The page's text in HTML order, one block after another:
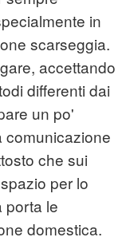
in
scarseggia.
accettando
differenti dai
un po'
comunicazione
che sui
per lo
porta le
domestica.